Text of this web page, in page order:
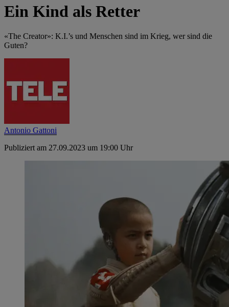
Ein Kind als Retter
«The Creator»: K.I.’s und Menschen sind im Krieg, wer sind die
Guten?
Antonio Gattoni
Publiziert am 27.09.2023 um 19:00 Uhr